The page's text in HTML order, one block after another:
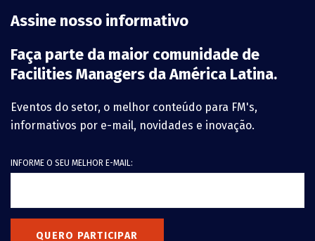
Assine nosso informativo
Faça parte da maior comunidade de
Facilities Managers da América Latina.
Eventos do setor, o melhor conteúdo para FM's,
informativos por e-mail, novidades e inovação.
INFORME O SEU MELHOR E-MAIL:
QUERO PARTICIPAR